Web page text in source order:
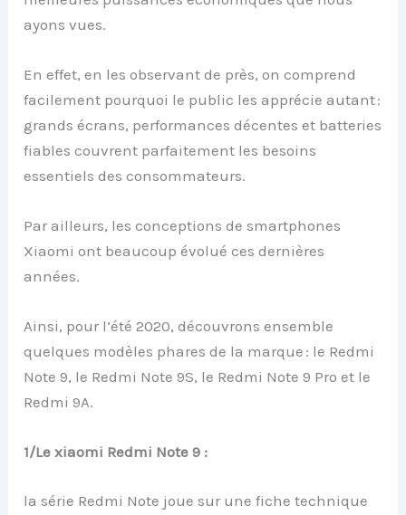
ayons vues.
En effet, en les observant de près, on comprend
facilement pourquoi le public les apprécie autant :
grands écrans, performances décentes et batteries
fiables couvrent parfaitement les besoins
essentiels des consommateurs.
Par ailleurs, les conceptions de smartphones
Xiaomi ont beaucoup évolué ces dernières
années.
Ainsi, pour l’été 2020, découvrons ensemble
quelques modèles phares de la marque : le Redmi
Note 9, le Redmi Note 9S, le Redmi Note 9 Pro et le
Redmi 9A.
1/Le xiaomi Redmi Note 9 :
la série Redmi Note joue sur une fiche technique